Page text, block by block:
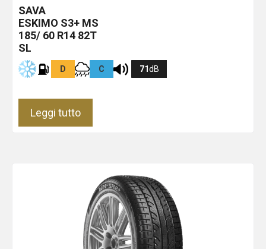
SAVA
ESKIMO S3+ MS
185/ 60 R14 82T
SL
D C 71dB
Leggi tutto